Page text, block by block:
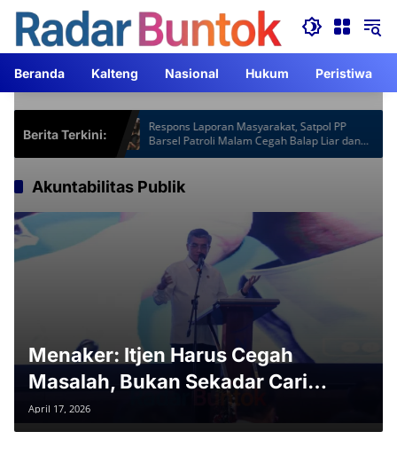
Langsung
konten
Beranda Kalteng Nasional Hukum Peristiwa
Berita Terkini:
Gardu
Lebih
Respons Laporan Masyarakat, Satpol PP
Barsel Patroli Malam Cegah Balap Liar dan
Knalpot Brong
Akuntabilitas Publik
Menaker: Itjen Harus Cegah
Masalah, Bukan Sekadar Cari
Temuan
April 17, 2026